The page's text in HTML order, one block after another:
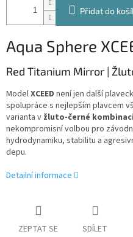
Přidat do
Aqua Sphere
Red Titanium Mirror |
ModelXCEED není jen další
spolupráce s nejlepším plavcem
varianta v žluto-černé kombinaci
nekompromisní volbou pro
hydrodynamiku, stabilitu a
depu.
Detailní informace
ZEPTAT SE SDÍLET